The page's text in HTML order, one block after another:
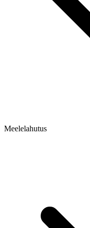
Meelelahutus